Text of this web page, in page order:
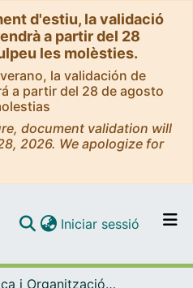
d'estiu, la validació
a partir del 28
les molèsties.
la validación de
a partir del 28 de agosto
document validation will
2026. We apologize for
Navega per tot el DD
Iniciar sessió (current)
Didàctica i Organització Educativa